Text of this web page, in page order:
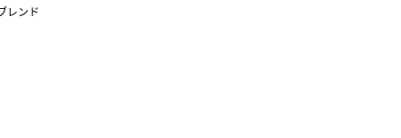
レンド